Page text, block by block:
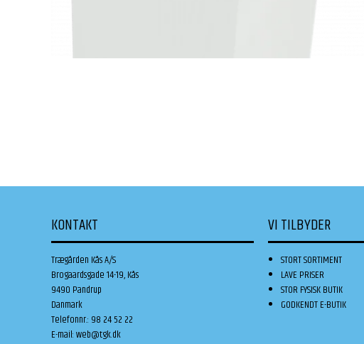
KONTAKT
Trægården Kås A/S
Brogaardsgade 14-19, Kås
9490 Pandrup
Danmark
Telefonnr.: 98 24 52 22
E-mail:web@tgk.dk
VI TILBYDER
STORT SORTIMENT
LAVE PRISER
STOR FYSISK BUTIK
GODKENDT E-BUTIK